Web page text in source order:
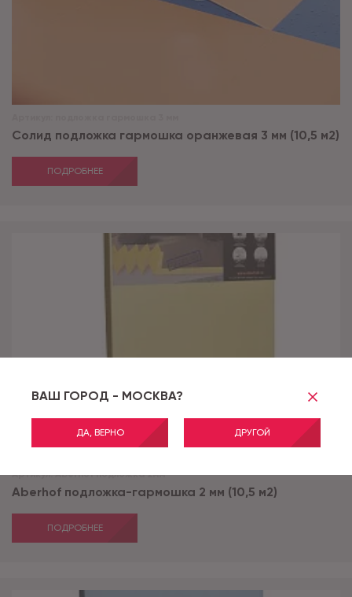
ВАШ ГОРОД - МОСКВА?
ДА, ВЕРНО ДРУГОЙ
Солид подложка гармошка оранжевая 3 мм (10,5 м2)
ПОДРОБНЕЕ
Артикул: Aberhof подложка 2мм
Aberhof подложка-гармошка 2 мм (10,5 м2)
ПОДРОБНЕЕ